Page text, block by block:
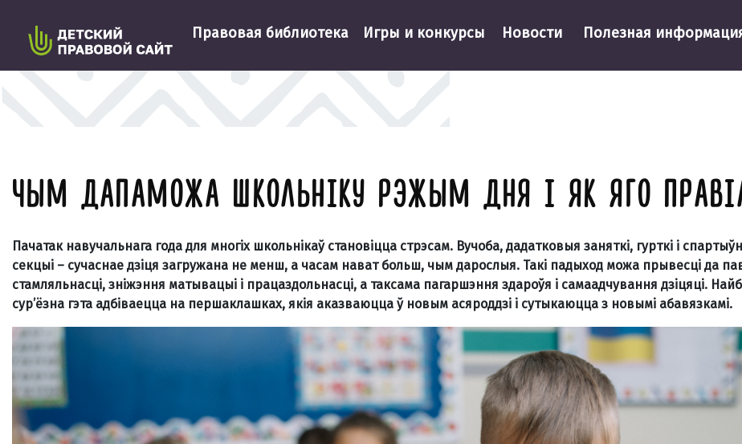
Правовая библиотека Игры и конкурсы Новости Полезная
ЧЫМ ДАПАМОЖА ШКОЛЬНІКУ РЭЖЫМ ДНЯ І ЯК ЯГО
Пачатак навучальнага года для многіх школьнікаў становіцца стрэсам. Вучоба, дадатковыя заняткі, гурткі і
секцыі – сучаснае дзіця загружана не менш, а часам нават больш, чым дарослыя. Такі падыход можа прывесці да
стамляльнасці, зніжэння матывацыі і працаздольнасці, а таксама пагаршэння здароўя і самаадчування дзіцяці.
сур’ёзна гэта адбіваецца на першаклашках, якія аказваюцца ў новым асяроддзі і сутыкаюцца з новымі абавязкамі.